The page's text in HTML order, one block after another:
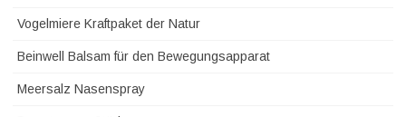
Vogelmiere Kraftpaket der Natur
Beinwell Balsam für den Bewegungsapparat
Meersalz Nasenspray